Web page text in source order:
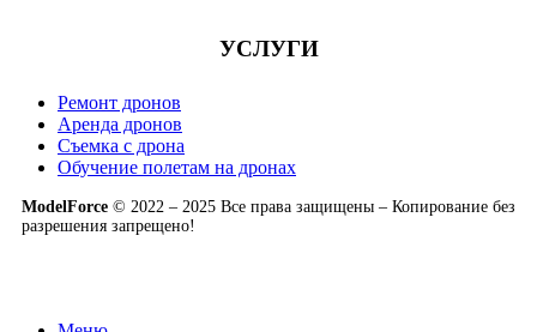
УСЛУГИ
Ремонт дронов
Аренда дронов
Съемка с дрона
Обучение полетам на дронах
ModelForce © 2022 – 2025 Все права защищены – Копирование без
разрешения запрещено!